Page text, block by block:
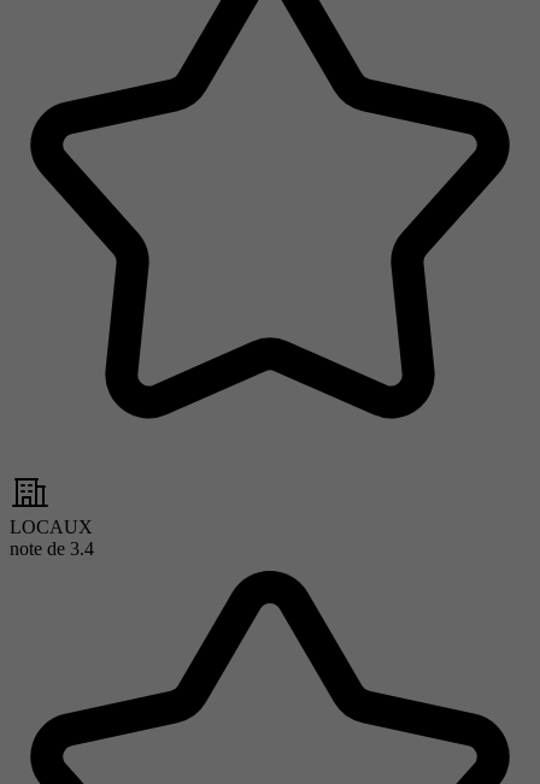
LOCAUX
note de 3.4